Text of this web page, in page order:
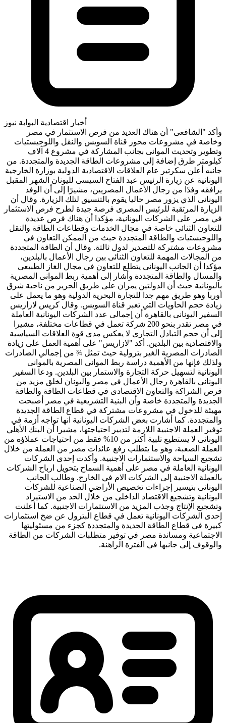
البوابة نيوز أخبار اقتصادية
وأكد "الشافعى" أن هناك العديد من فرص الاستثمار في مصر
وخاصة في مشروعات محور قناة السويس والنقل واللوجيستيات
وتطوير وتحديث الموانى بجانب المشاركة في مشروع 4 آلاف
كيلومتر طرق إضافة إلى مشروعات الطاقة الجديدة والمتجددة. من
جانبه أعلن سكرتير عام العلاقات الاقتصادية الدولية بوزارة الخارجية
اليونانية عن زيارة الرئيس عبد الفتاح السيسى لليونان الشهر المقبل
يرافقه وفدًا من رجال الأعمال المصريين، مشيرًا إلى أن الوفد
اليونانى الذي يزور مصر حاليا يقوم بالتنسيق لتلك الزيارة. وقال أن
الزيارة المرتقبة للرئيس المصرى فرصة جيدة لطرح فرص الاستثمار
في مصر على الشركات اليونانية، مؤكدا أن هناك فرص عديدة
للتعاون الثنائى خاصة في مجال الخدمات وقطاعات الطاقة والنقل
واللوجيستيات والطاقة المتجددة حيث من الممكن التعاون في
مشروعات مشتركة للتصدير لدول ثالثة. وقال أن الطاقة المتجددة
من المجالات المهمة للتعاون الثنائى بين رجال الأعمال بالبلدين،
مؤكدا أن الجانب اليونانى يتطلع للتعاون في مجال الغاز الطبيعى
والمسال والطاقة المتجددة وأشار إلى أهمية ربط الموانى المصرية
باليونانية حيث أن الدولتين يمران على طريق الحرير من ناحية شرق
أوربا وهو طريق مهم جدا للتجارة البحرية الدولية وهو ما يعمل على
زيادة حجم الحاويات التي تعبر قناة السويس. وقال كريس لازاريس
السفير اليونانى بالقاهرة أن إجمالى عدد الشركات اليونانية العاملة
في مصر تقدر بنحو 200 شركة تعمل في قطاعات مختلفة، مشيرا
إلى أن حجم التبادل التجارى لا يعكس مدى قوة العلاقات السياسية
والاقتصادية بين البلدين. أكد "لازاريس" على أهمية العمل على زيادة
الصادرات المصرية الغير بترولية حيث تمثل ¾ من إجمالي الصادرات
ولذلك فإنها من الأهمية دراسة ربط الموانى المصرية بالموانى
اليونانية لتسهيل حركة التجارة والاستمار بين البلدين. ودعا السفير
اليونانى بالقاهرة رجال الأعمال في مصر واليونان لخلق مزيد من
فرص الشراكة والتعاون الاقتصادى في قطاعات الطاقة والطاقة
الجديدة والمتجددة خاصة وأن البنية التشريعية في مصر أصبحت
مهيئة للدخول في مشروعات مشتركة في قطاع الطاقة الجديدة
والمتجددة. كما أشارت بعض الشركات اليونانية انها تواجه أزمة في
توفير العملة الاجنبية اللازمة لتدبير احتياجتها، مشيرا أن البنك الأهلي
اليونانى لا يستطيع تلبية أكثر من 10% فقط من احتياجات عملاؤه من
العملة الصعبة، وهو ما يتطلب رفع عائدات مصر من العملة من خلال
تشجيع السياحة والاستثمارات الاجنبية. وأكدت إحدى الشركات
اليونانية العاملة في مصر على أهمية السماح بتحويل ارباح الشركات
بالعملة الاجنبية إلى الشركات الام في الخارج. وطالب الجانب
اليونانى بتيسير إجراءات تخصيص الأراضي الصناعية للشركات
اليونانية وتشجيع الاقتصاد الداخلى من خلال الحد من الاستيراد
وتشجيع الإنتاج وجذب المزيد من الاستثمارات الاجنبية. كما أعلنت
إحدى الشركات اليونانية تعمل في قطاع البترول عن ضخ استثمارات
كبيرة في قطاع الطاقة الجديدة والمتجددة كجزء من مسئوليتها
الاجتماعية ومساندة مصر في توفير متطلبات الشركات من الطاقة
والوقوف إلى جانبها في الفترة الراهنة.